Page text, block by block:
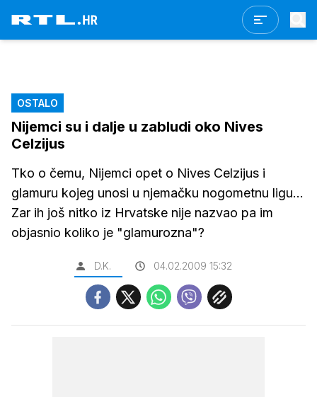
OSTALO
Nijemci su i dalje u zabludi oko Nives
Celzijus
Tko o čemu, Nijemci opet o Nives Celzijus i
glamuru kojeg unosi u njemačku nogometnu ligu...
Zar ih još nitko iz Hrvatske nije nazvao pa im
objasnio koliko je "glamurozna"?
D.K. 04.02.2009 15:32